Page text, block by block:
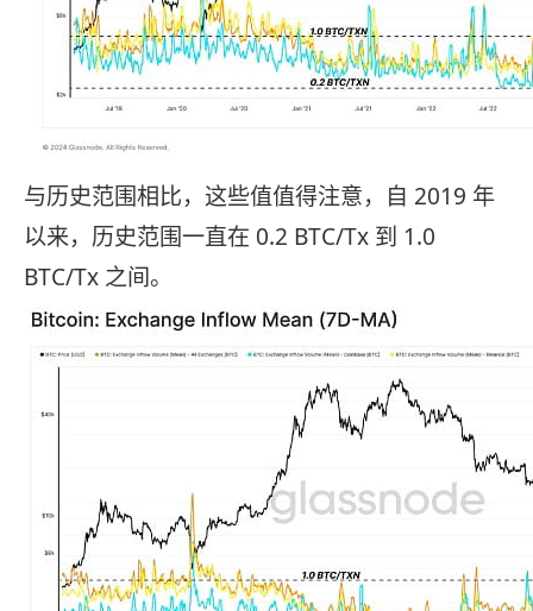
与历史范围相比，这些值值得注意，自 2019 年
以来，历史范围一直在 0.2 BTC/Tx 到 1.0
BTC/Tx 之间。